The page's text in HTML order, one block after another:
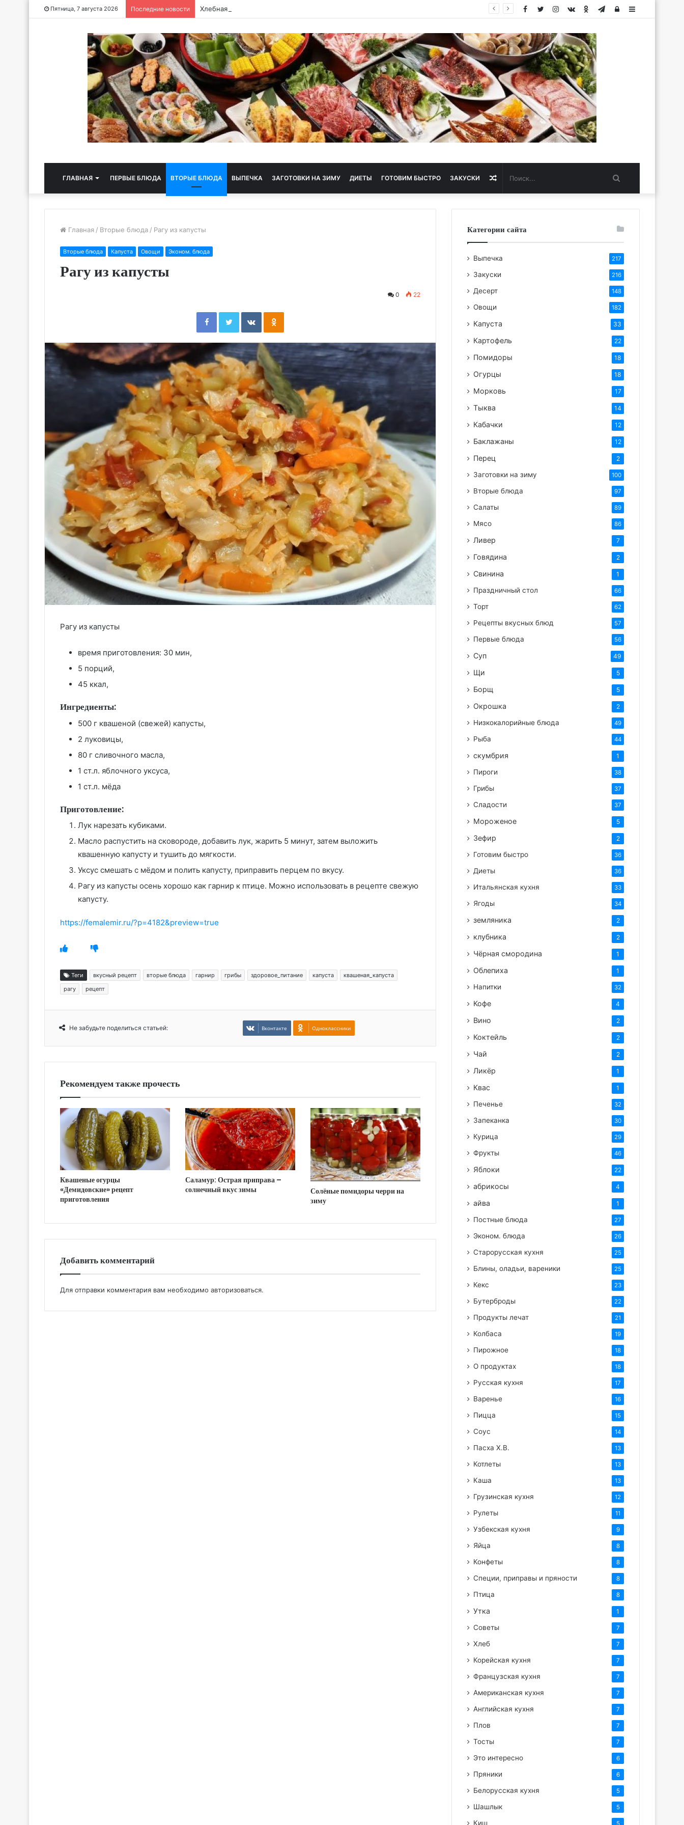
Пятница, 7 августа 2026 Последние новости Хлебная диета Sidebar
Авторизация
Telegram
Одноклассники
vk.com
Instagram
Twitter
Facebook
ГЛАВНАЯ ПЕРВЫЕ БЛЮДА ВТОРЫЕ БЛЮДА ВЫПЕЧКА ЗАГОТОВКИ НА ЗИМУ ДИЕТЫ ГОТОВИМ БЫСТРО ЗАКУСКИ Случайная
статья
Главная / Вторые блюда / Рагу из капусты
Вторые блюда Капуста Овощи Эконом. блюда
Рагу из капусты
0 22
FacebookTwitterВконтактеОдноклассники
Рагу из капусты
время приготовления: 30 мин,
5 порций,
45 ккал,
Ингредиенты:
500 г квашеной (свежей) капусты,
2 луковицы,
80 г сливочного масла,
1 ст.л. яблочного уксуса,
1 ст.л. мёда
Приготовление:
Лук нарезать кубиками.
Масло распустить на сковороде, добавить лук, жарить 5 минут, затем выложить
квашенную капусту и тушить до мягкости.
Уксус смешать с мёдом и полить капусту, приправить перцем по вкусу.
Рагу из капусты осень хорошо как гарнир к птице. Можно использовать в рецепте свежую
капусту.
https://femalemir.ru/?p=4182&preview=true
Теги вкусный рецепт вторые блюда гарнир грибы здоровое_питание капуста
квашеная_капуста
рагу
рецепт
Не забудьте поделиться статьей: Вконтакте Одноклассники
Рекомендуем также прочесть
Квашеные огурцы
«Демидовские» рецепт
приготовления
Саламур: Острая приправа –
солнечный вкус зимы
Солёные помидоры черри на
зиму
Добавить комментарий
Для отправки комментария вам необходимо авторизоваться.
Категории сайта
Выпечка 217
Закуски 216
Десерт 148
Овощи 182
Капуста 33
Картофель 22
Помидоры 18
Огурцы 18
Морковь 17
Тыква 14
Кабачки 12
Баклажаны 12
Перец 2
Заготовки на зиму 100
Вторые блюда 97
Салаты 89
Мясо 86
Ливер 7
Говядина 2
Свинина 1
Праздничный стол 66
Торт 62
Рецепты вкусных блюд 57
Первые блюда 56
Суп 49
Щи 5
Борщ 5
Окрошка 2
Низкокалорийные блюда 49
Рыба 44
скумбрия 1
Пироги 38
Грибы 37
Сладости 37
Мороженое 5
Зефир 2
Готовим быстро 36
Диеты 36
Итальянская кухня 33
Ягоды 34
земляника 2
клубника 2
Чёрная смородина 1
Облепиха 1
Напитки 32
Кофе 4
Вино 2
Коктейль 2
Чай 2
Ликёр 1
Квас 1
Печенье 32
Запеканка 30
Курица 29
Фрукты 46
Яблоки 22
абрикосы 4
айва 1
Постные блюда 27
Эконом. блюда 26
Старорусская кухня 25
Блины, оладьи, вареники 25
Кекс 23
Бутерброды 22
Продукты лечат 21
Колбаса 19
Пирожное 18
О продуктах 18
Русская кухня 17
Варенье 16
Пицца 15
Соус 14
Пасха Х.В. 13
Котлеты 13
Каша 13
Грузинская кухня 12
Рулеты 11
Узбекская кухня 9
Яйца 8
Конфеты 8
Специи, приправы и пряности 8
Птица 8
Утка 1
Советы 7
Хлеб 7
Корейская кухня 7
Французская кухня 7
Американская кухня 7
Английская кухня 7
Плов 7
Тосты 7
Это интересно 6
Пряники 6
Белорусская кухня 5
Шашлык 5
Киш 5